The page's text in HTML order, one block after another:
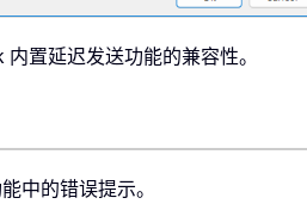
置延迟发送功能的兼容性。
中的错误提示。